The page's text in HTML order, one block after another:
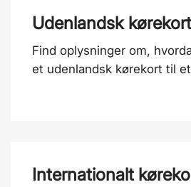
Udenlandsk kørekort
Find oplysninger om,
et udenlandsk kørekort til
Internationalt